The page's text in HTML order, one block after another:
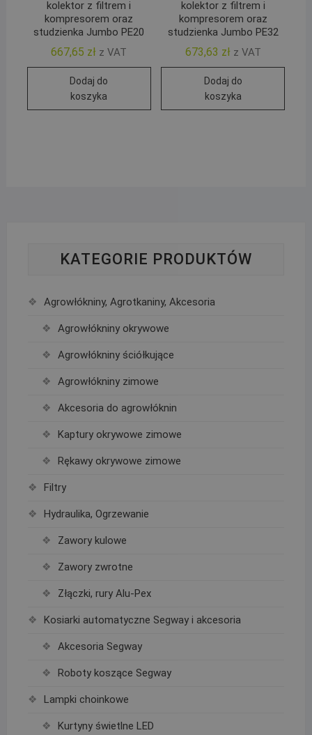
kolektor z filtrem i
kompresorem oraz
studzienka Jumbo PE20
667,65 zł z VAT
Dodaj do
koszyka
kolektor z filtrem i
kompresorem oraz
studzienka Jumbo PE32
673,63 zł z VAT
Dodaj do
koszyka
KATEGORIE PRODUKTÓW
Agrowłókniny, Agrotkaniny, Akcesoria
Agrowłókniny okrywowe
Agrowłókniny ściółkujące
Agrowłókniny zimowe
Akcesoria do agrowłóknin
Kaptury okrywowe zimowe
Rękawy okrywowe zimowe
Filtry
Hydraulika, Ogrzewanie
Zawory kulowe
Zawory zwrotne
Złączki, rury Alu-Pex
Kosiarki automatyczne Segway i akcesoria
Akcesoria Segway
Roboty koszące Segway
Lampki choinkowe
Kurtyny świetlne LED